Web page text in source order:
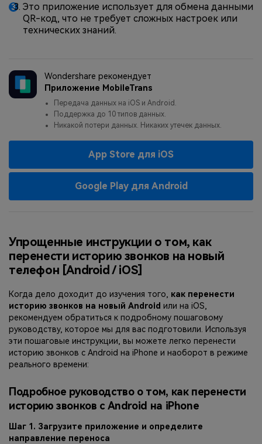
Это приложение использует для обмена данными
QR-код, что не требует сложных настроек или
технических знаний.
Wondershare рекомендует
Приложение MobileTrans
Передача данных на iOS и Android.
Поддержка до 10 типов данных.
Никакой потери данных. Никаких утечек данных.
App Store для iOS
Google Play для Android
Упрощенные инструкции о том, как
перенести историю звонков на новый
телефон [Android / iOS]
Когда дело доходит до изучения того, как перенести
историю звонков на новый Android или на iOS,
рекомендуем обратиться к подробному пошаговому
руководству, которое мы для вас подготовили. Используя
эти пошаговые инструкции, вы можете легко перенести
историю звонков с Android на iPhone и наоборот в режиме
реального времени:
Подробное руководство о том, как перенести
историю звонков с Android на iPhone
Шаг 1. Загрузите приложение и определите
направление переноса